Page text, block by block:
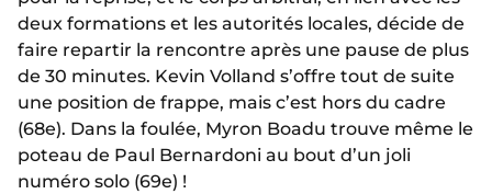
deux formations et les autorités locales, décide de
faire repartir la rencontre après une pause de plus
de 30 minutes. Kevin Volland s’offre tout de suite
une position de frappe, mais c’est hors du cadre
(68e). Dans la foulée, Myron Boadu trouve même le
poteau de Paul Bernardoni au bout d’un joli
numéro solo (69e) !